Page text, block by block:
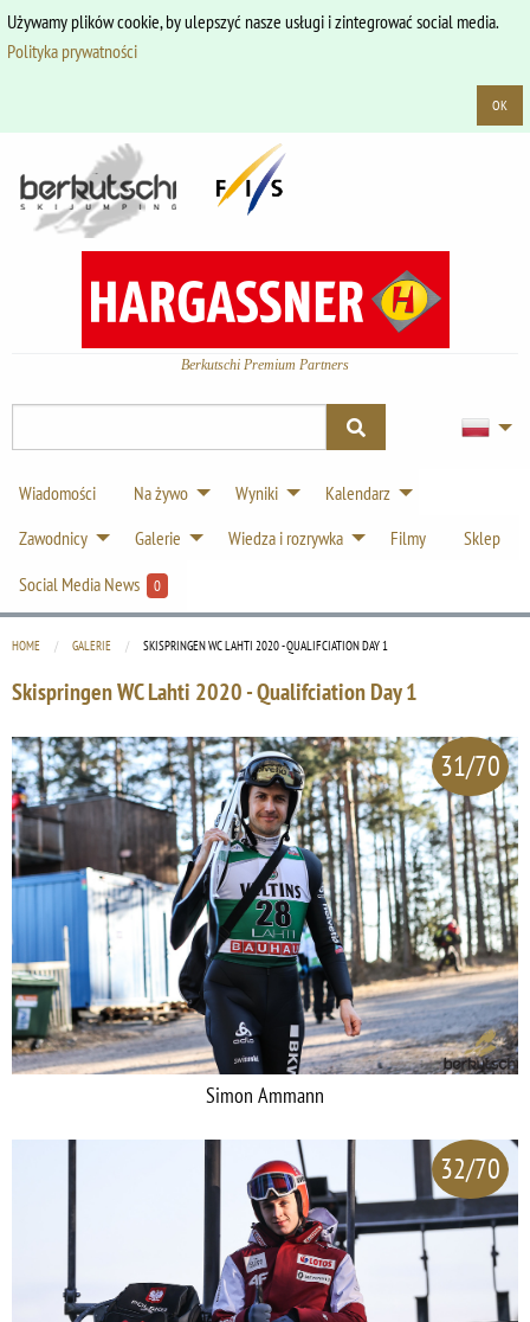
Używamy plików cookie, by ulepszyć nasze usługi i zintegrować social media.
Polityka prywatności
OK
Berkutschi Premium Partners
Wiadomości Na żywo Wyniki
Kalendarz
Zawodnicy
Galerie Wiedza i rozrywka Filmy
Sklep
Social Media News
0
HOME GALERIE CURRENT:
SKISPRINGEN WC LAHTI 2020 - QUALIFCIATION DAY 1
Skispringen WC Lahti 2020 - Qualifciation Day 1
31/70
Simon Ammann
32/70